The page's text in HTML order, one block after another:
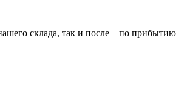
склада, так и после – по прибытию